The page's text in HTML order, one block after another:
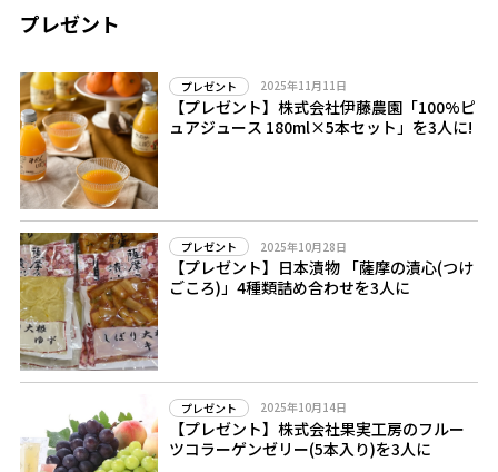
プレゼント
プレゼント 2025年11月11日
【プレゼント】株式会社伊藤農園「100%ピ
ュアジュース 180ml×5本セット」を3人に!
プレゼント 2025年10月28日
【プレゼント】日本漬物 「薩摩の漬心(つけ
ごころ)」4種類詰め合わせを3人に
プレゼント 2025年10月14日
【プレゼント】株式会社果実工房のフルー
ツコラーゲンゼリー(5本入り)を3人に